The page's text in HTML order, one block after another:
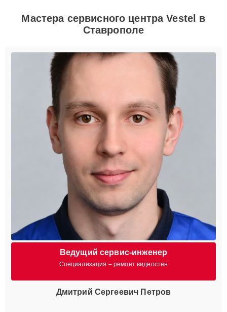
Мастера сервисного центра Vestel в
Ставрополе
Ведущий сервис-инженер
Специализация – ремонт видеостен
Дмитрий Сергеевич Петров